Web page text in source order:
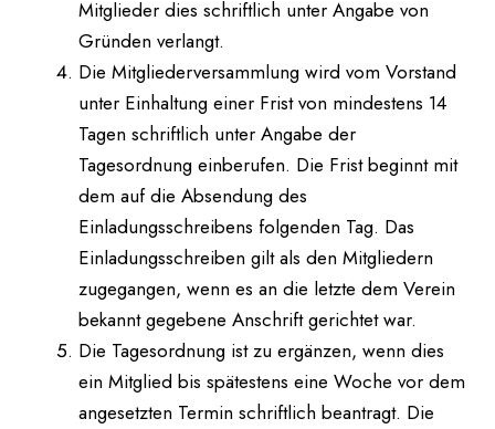
Mitglieder dies schriftlich unter Angabe von
Gründen verlangt.
Die Mitgliederversammlung wird vom Vorstand
unter Einhaltung einer Frist von mindestens 14
Tagen schriftlich unter Angabe der
Tagesordnung einberufen. Die Frist beginnt mit
dem auf die Absendung des
Einladungsschreibens folgenden Tag. Das
Einladungsschreiben gilt als den Mitgliedern
zugegangen, wenn es an die letzte dem Verein
bekannt gegebene Anschrift gerichtet war.
Die Tagesordnung ist zu ergänzen, wenn dies
ein Mitglied bis spätestens eine Woche vor dem
angesetzten Termin schriftlich beantragt. Die